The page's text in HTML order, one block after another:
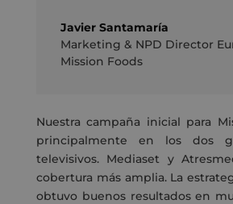
Javier Santamaría
Marketing & NPD Director
Mission Foods
Nuestra campaña inicial para
principalmente en los dos
televisivos. Mediaset y
cobertura más amplia. La
obtuvo buenos resultados en